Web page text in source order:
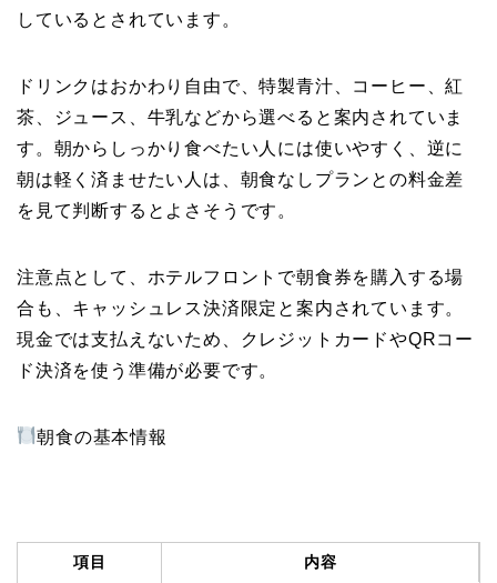
しているとされています。
ドリンクはおかわり自由で、特製青汁、コーヒー、紅
茶、ジュース、牛乳などから選べると案内されていま
す。朝からしっかり食べたい人には使いやすく、逆に
朝は軽く済ませたい人は、朝食なしプランとの料金差
を見て判断するとよさそうです。
注意点として、ホテルフロントで朝食券を購入する場
合も、キャッシュレス決済限定と案内されています。
現金では支払えないため、クレジットカードやQRコー
ド決済を使う準備が必要です。
朝食の基本情報
項目 内容